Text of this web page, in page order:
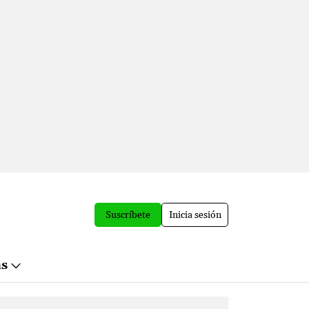
Suscríbete Inicia sesión